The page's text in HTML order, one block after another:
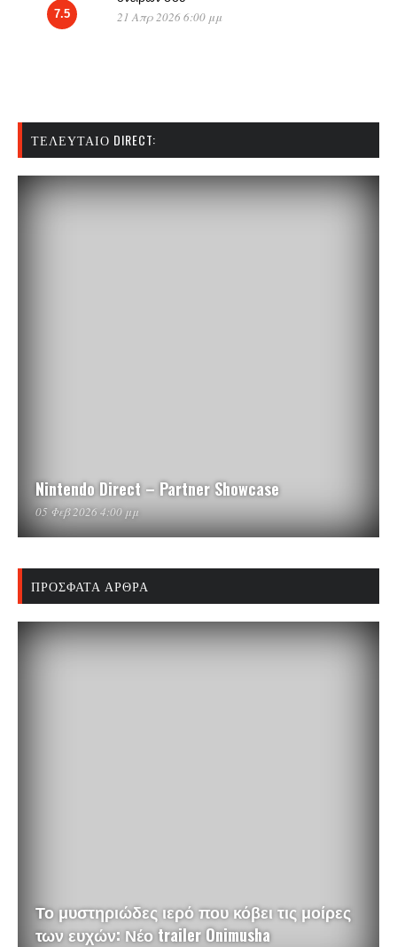
7.5 21 Απρ 2026 6:00 μμ
ΤΕΛΕΥΤΑΊΟ DIRECT:
Nintendo Direct – Partner Showcase
05 Φεβ 2026 4:00 μμ
ΠΡΌΣΦΑΤΑ ΆΡΘΡΑ
Το μυστηριώδες ιερό που κόβει τις μοίρες
των ευχών: Νέο trailer Onimusha